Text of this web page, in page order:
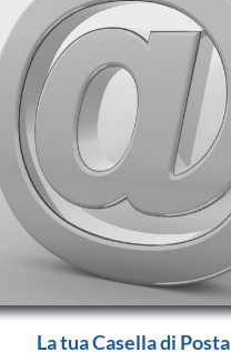
La tua Casella di Posta